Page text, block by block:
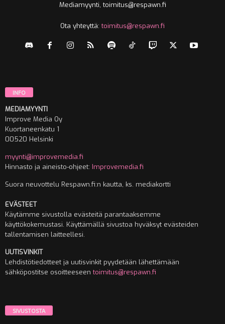
Mediamyynti, toimitus@respawn.fi
Ota yhteyttä:toimitus@respawn.fi
INFO
MEDIAMYYNTI
Improve Media Oy
Kuortaneenkatu 1
00520 Helsinki
myynti@improvemedia.fi
Hinnasto ja aineisto-ohjeet: Improvemedia.fi
Suora neuvottelu Respawn.fi:n kautta, ks. mediakortti
EVÄSTEET
Käytämme sivustolla evästeitä parantaaksemme
käyttökokemustasi. Käyttämällä sivustoa hyväksyt evästeiden
tallentamisen laitteellesi.
UUTISVINKIT
Lehdistötiedotteet ja uutisvinkit pyydetään lähettämään
sähköpostitse osoitteeseentoimitus@respawn.fi
SIVUSTOSTA